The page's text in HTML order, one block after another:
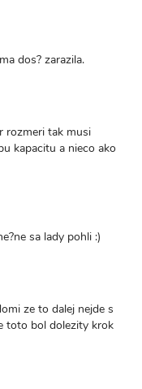
dos? zarazila.
rozmeri tak musi
kapacitu a nieco ako
sa lady pohli :)
ze to dalej nejde s
toto bol dolezity krok